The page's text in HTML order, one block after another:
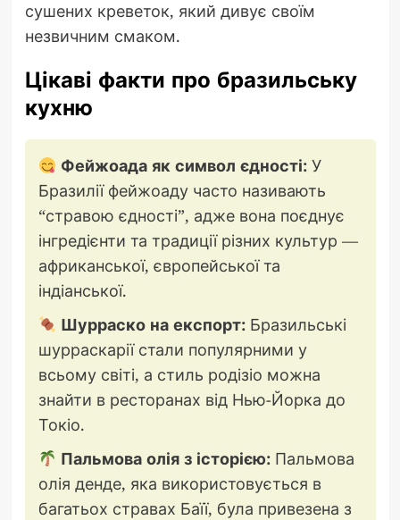
сушених креветок, який дивує своїм
незвичним смаком.
Цікаві факти про бразильську
кухню
Фейжоада як символ єдності: У
Бразилії фейжоаду часто називають
“стравою єдності”, адже вона поєднує
інгредієнти та традиції різних культур —
африканської, європейської та
індіанської.
Шурраско на експорт: Бразильські
шурраскарії стали популярними у
всьому світі, а стиль родізіо можна
знайти в ресторанах від Нью-Йорка до
Токіо.
Пальмова олія з історією: Пальмова
олія денде, яка використовується в
багатьох стравах Баїї, була привезена з